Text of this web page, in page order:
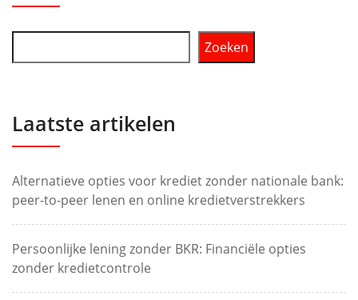
Zoeken
Laatste artikelen
Alternatieve opties voor krediet zonder nationale bank:
peer-to-peer lenen en online kredietverstrekkers
Persoonlijke lening zonder BKR: Financiële opties
zonder kredietcontrole